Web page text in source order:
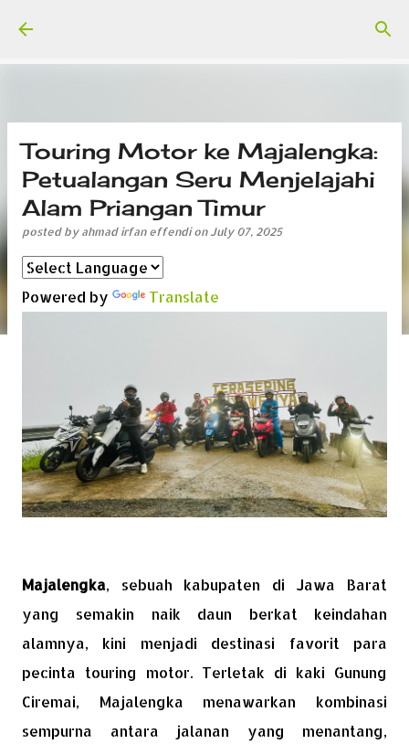
Touring Motor ke Majalengka:
Petualangan Seru Menjelajahi
Alam Priangan Timur
posted by ahmad irfan effendi onJuly 07, 2025
Powered by Translate
Majalengka, sebuah kabupaten di Jawa Barat
yang semakin naik daun berkat keindahan
alamnya, kini menjadi destinasi favorit para
pecinta touring motor. Terletak di kaki Gunung
Ciremai, Majalengka menawarkan kombinasi
sempurna antara jalanan yang menantang,